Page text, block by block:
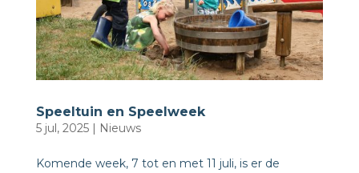
Speeltuin en Speelweek
5 jul, 2025| Nieuws
Komende week, 7 tot en met 11 juli, is er de